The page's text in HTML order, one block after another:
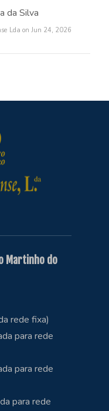
da Silva
Lda on Jun 24, 2026
Martinho do
rede fixa)
para rede
para rede
para rede